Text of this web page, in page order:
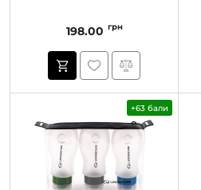
198.00 грн
+63 бали